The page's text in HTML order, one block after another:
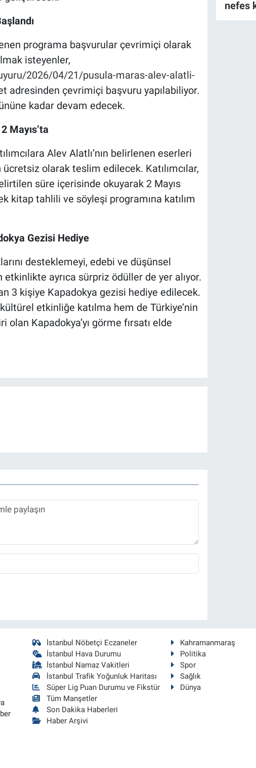
programa başvurular çevrimiçi olarak
isteyenler,
2026/04/21/pusula-maras-alev-alatli-
adresinden çevrimiçi başvuru yapılabiliyor.
kadar devam edecek.
Mayıs’ta
Alev Alatlı’nın belirlenen eserleri
olarak teslim edilecek. Katılımcılar,
süre içerisinde okuyarak 2 Mayıs
kitap tahlili ve söyleşi programına katılım
Gezisi Hediye
desteklemeyi, edebi ve düşünsel
ayrıca sürpriz ödüller de yer alıyor.
3 kişiye Kapadokya gezisi hediye edilecek.
etkinliğe katılma hem de Türkiye’nin
Kapadokya’yı görme fırsatı elde
nefes
İstanbul Nöbetçi Eczaneler
İstanbul Hava Durumu
İstanbul Namaz Vakitleri
İstanbul Trafik Yoğunluk Haritası
Süper Lig Puan Durumu ve Fikstür
Tüm Manşetler
Son Dakika Haberleri
Haber Arşivi
Kahramanmaraş
Politika
Spor
Sağlık
Dünya